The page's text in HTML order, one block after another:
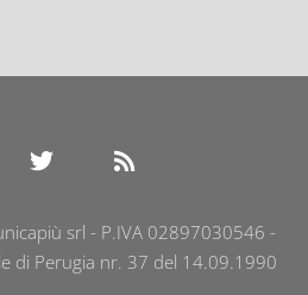
srl - P.IVA 02897030546 -
di Perugia nr. 37 del 14.09.1990